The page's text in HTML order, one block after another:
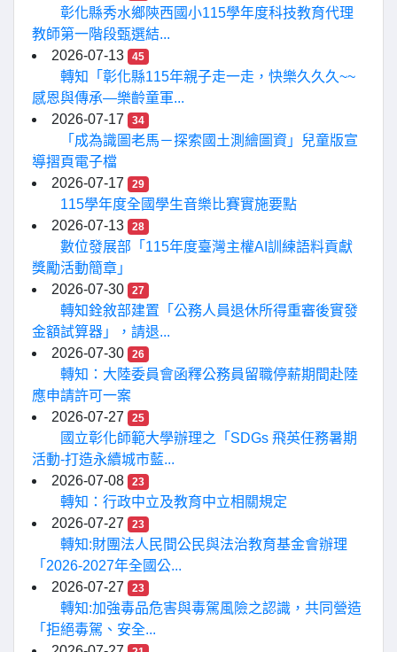
彰化縣秀水鄉陝西國小115學年度科技教育代理
教師第一階段甄選結...
2026-07-13
45
轉知「彰化縣115年親子走一走，快樂久久久~~
感恩與傳承—樂齡童軍...
2026-07-17
34
「成為識圖老馬－探索國土測繪圖資」兒童版宣
導摺頁電子檔
2026-07-17
29
115學年度全國學生音樂比賽實施要點
2026-07-13
28
數位發展部「115年度臺灣主權AI訓練語料貢獻
獎勵活動簡章」
2026-07-30
27
轉知銓敘部建置「公務人員退休所得重審後實發
金額試算器」，請退...
2026-07-30
26
轉知：大陸委員會函釋公務員留職停薪期間赴陸
應申請許可一案
2026-07-27
25
國立彰化師範大學辦理之「SDGs 飛英任務暑期
活動-打造永續城市藍...
2026-07-08
23
轉知：行政中立及教育中立相關規定
2026-07-27
23
轉知:財團法人民間公民與法治教育基金會辦理
「2026-2027年全國公...
2026-07-27
23
轉知:加強毒品危害與毒駕風險之認識，共同營造
「拒絕毒駕、安全...